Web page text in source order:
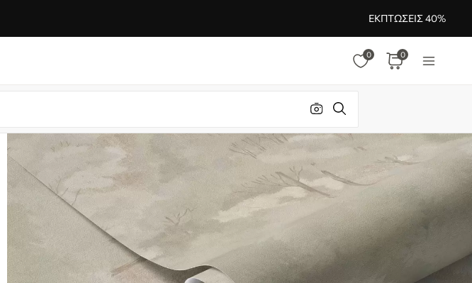
ΕΚΠΤΏΣΕΙΣ 40%
0 0